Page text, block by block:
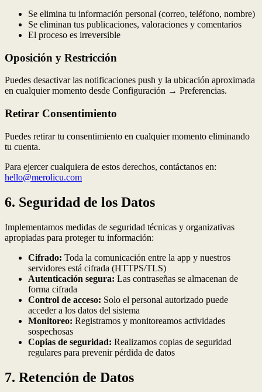
Se elimina tu información personal (correo, teléfono, nombre)
Se eliminan tus publicaciones, valoraciones y comentarios
El proceso es irreversible
Oposición y Restricción
Puedes desactivar las notificaciones push y la ubicación aproximada
en cualquier momento desde Configuración → Preferencias.
Retirar Consentimiento
Puedes retirar tu consentimiento en cualquier momento eliminando
tu cuenta.
Para ejercer cualquiera de estos derechos, contáctanos en:
hello@merolicu.com
6. Seguridad de los Datos
Implementamos medidas de seguridad técnicas y organizativas
apropiadas para proteger tu información:
Cifrado: Toda la comunicación entre la app y nuestros
servidores está cifrada (HTTPS/TLS)
Autenticación segura: Las contraseñas se almacenan de
forma cifrada
Control de acceso: Solo el personal autorizado puede
acceder a los datos del sistema
Monitoreo: Registramos y monitoreamos actividades
sospechosas
Copias de seguridad: Realizamos copias de seguridad
regulares para prevenir pérdida de datos
7. Retención de Datos